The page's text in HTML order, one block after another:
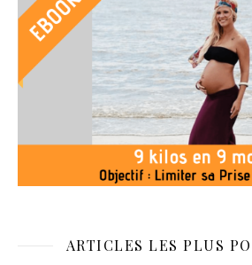
ARTICLES LES PLUS